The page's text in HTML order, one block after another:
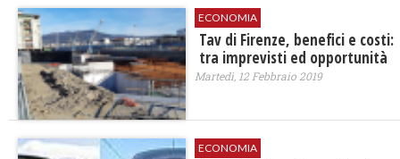
ECONOMIA
Tav di Firenze, benefici e costi:
tra imprevisti ed opportunità
Martedì, 12 Febbraio 2019
ECONOMIA